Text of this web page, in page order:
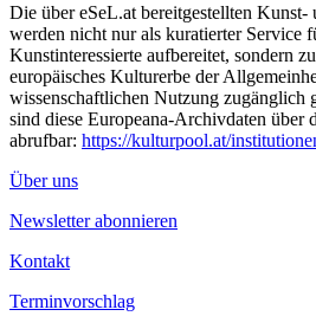
Die über eSeL.at bereitgestellten Kunst-
werden nicht nur als kuratierter Service
Kunstinteressierte aufbereitet, sondern
europäisches Kulturerbe der
wissenschaftlichen Nutzung zugänglich
sind diese Europeana-Archivdaten über
abrufbar: https://kulturpool.at/
Über uns
Newsletter abonnieren
Kontakt
Terminvorschlag